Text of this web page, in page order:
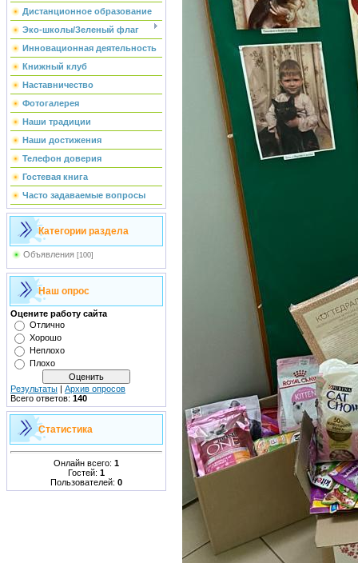
Дистанционное образование
Эко-школы/Зеленый флаг
Инновационная деятельность
Книжный клуб
Наставничество
Фотогалерея
Наши традиции
Наши достижения
Телефон доверия
Гостевая книга
Часто задаваемые вопросы
Категории раздела
Объявления [100]
Наш опрос
Оцените работу сайта
Отлично
Хорошо
Неплохо
Плохо
Результаты | Архив опросов
Всего ответов: 140
Статистика
Онлайн всего: 1
Гостей: 1
Пользователей: 0